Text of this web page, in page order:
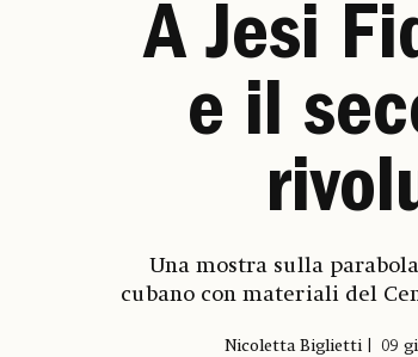
A Jesi
e il
Una mostra sulla
cubano con materiali del
Nicoletta Biglietti 09